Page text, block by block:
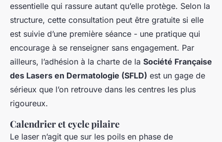
essentielle qui rassure autant qu’elle protège. Selon la
structure, cette consultation peut être gratuite si elle
est suivie d’une première séance - une pratique qui
encourage à se renseigner sans engagement. Par
ailleurs, l’adhésion à la charte de la Société Française
des Lasers en Dermatologie (SFLD) est un gage de
sérieux que l’on retrouve dans les centres les plus
rigoureux.
Calendrier et cycle pilaire
Le laser n’agit que sur les poils en phase de